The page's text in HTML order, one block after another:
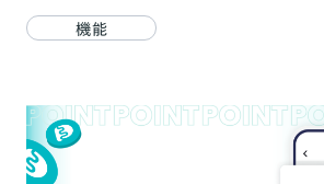
機能